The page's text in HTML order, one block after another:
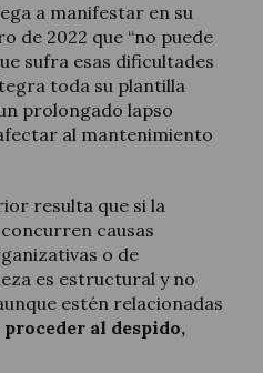
a manifestar en su
de 2022 que “no puede
sufra esas dificultades
toda su plantilla
prolongado lapso
al mantenimiento
resulta que si la
causas
o de
es estructural y no
estén relacionadas
al despido,